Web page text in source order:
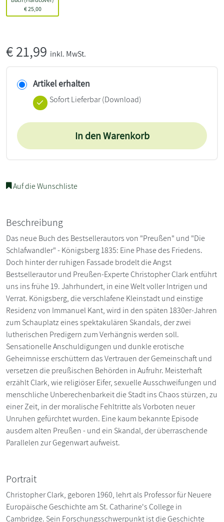
€25,00
€21,99 inkl. MwSt.
Artikel erhalten
Sofort Lieferbar (Download)
In den Warenkorb
Auf die Wunschliste
Beschreibung
Das neue Buch des Bestsellerautors von "Preußen" und "Die
Schlafwandler" - Königsberg 1835: Eine Phase des Friedens.
Doch hinter der ruhigen Fassade brodelt die Angst
Bestsellerautor und Preußen-Experte Christopher Clark entführt
uns ins frühe 19. Jahrhundert, in eine Welt voller Intrigen und
Verrat. Königsberg, die verschlafene Kleinstadt und einstige
Residenz von Immanuel Kant, wird in den späten 1830er-Jahren
zum Schauplatz eines spektakulären Skandals, der zwei
lutherischen Predigern zum Verhängnis werden soll.
Sensationelle Anschuldigungen und dunkle erotische
Geheimnisse erschüttern das Vertrauen der Gemeinschaft und
versetzen die preußischen Behörden in Aufruhr. Meisterhaft
erzählt Clark, wie religiöser Eifer, sexuelle Ausschweifungen und
menschliche Unberechenbarkeit die Stadt ins Chaos stürzen, zu
einer Zeit, in der moralische Fehltritte als Vorboten neuer
Unruhen gefürchtet wurden. Eine kaum bekannte Episode
ausdem alten Preußen - und ein Skandal, der überraschende
Parallelen zur Gegenwart aufweist.
Portrait
Christopher Clark, geboren 1960, lehrt als Professor für Neuere
Europäische Geschichte am St. Catharine's College in
Cambridge. Sein Forschungsschwerpunkt ist die Geschichte